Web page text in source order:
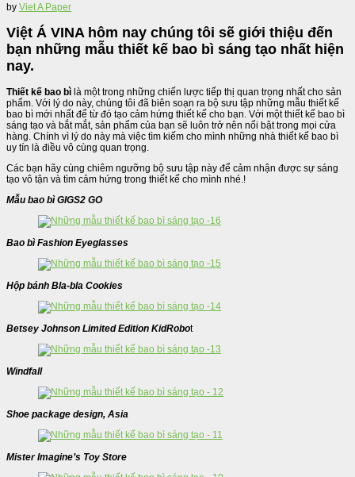
by Viet A Paper
Việt Á VINA hôm nay chúng tôi sẽ giới thiệu đến
bạn những mẫu thiết kế bao bì sáng tạo nhất hiện
nay.
Thiết kế bao bì là một trong những chiến lược tiếp thị quan trọng nhất cho sản
phẩm. Với lý do này, chúng tôi đã biên soạn ra bộ sưu tập những mẫu thiết kế
bao bì mới nhất để từ đó tạo cảm hứng thiết kế cho bạn. Với một thiết kế bao bì
sáng tạo và bắt mắt, sản phẩm của bạn sẽ luôn trở nên nổi bật trong mọi cửa
hàng. Chính vì lý do này mà việc tìm kiếm cho mình những nhà thiết kế bao bì
uy tín là điều vô cùng quan trọng.
Các bạn hãy cùng chiêm ngưỡng bộ sưu tập này để cảm nhận được sự sáng
tạo vô tận và tìm cảm hứng trong thiết kế cho mình nhé.!
Mẫu bao bì GIGS2 GO
Bao bì Fashion Eyeglasses
Hộp bánh Bla-bla Cookies
Betsey Johnson Limited Edition KidRobot
Windfall
Shoe package design, Asia
Mister Imagine’s Toy Store